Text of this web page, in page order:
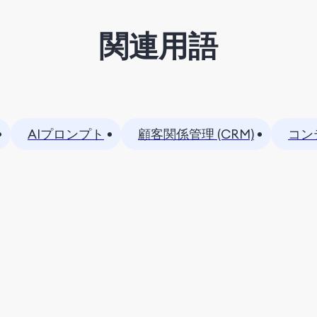
関連用語
AIプロンプト 顧客関係管理 (CRM) コ